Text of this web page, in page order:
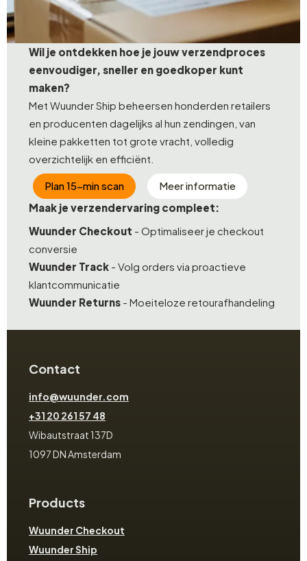
Wil je ontdekken hoe je jouw verzendproces
eenvoudiger, sneller en goedkoper kunt
maken?
Met Wuunder Ship beheersen honderden retailers
en producenten dagelijks al hun zendingen, van
kleine pakketten tot grote vracht, volledig
overzichtelijk en efficiënt.
Plan 15-min scan
Meer informatie
Maak je verzendervaring compleet:
Wuunder Checkout - Optimaliseer je checkout
conversie
Wuunder Track - Volg orders via proactieve
klantcommunicatie
Wuunder Returns - Moeiteloze retourafhandeling
Contact
info@wuunder.com
+31 20 261 57 48
Wibautstraat 137D
1097 DN Amsterdam
Products
Wuunder Checkout
Wuunder Ship